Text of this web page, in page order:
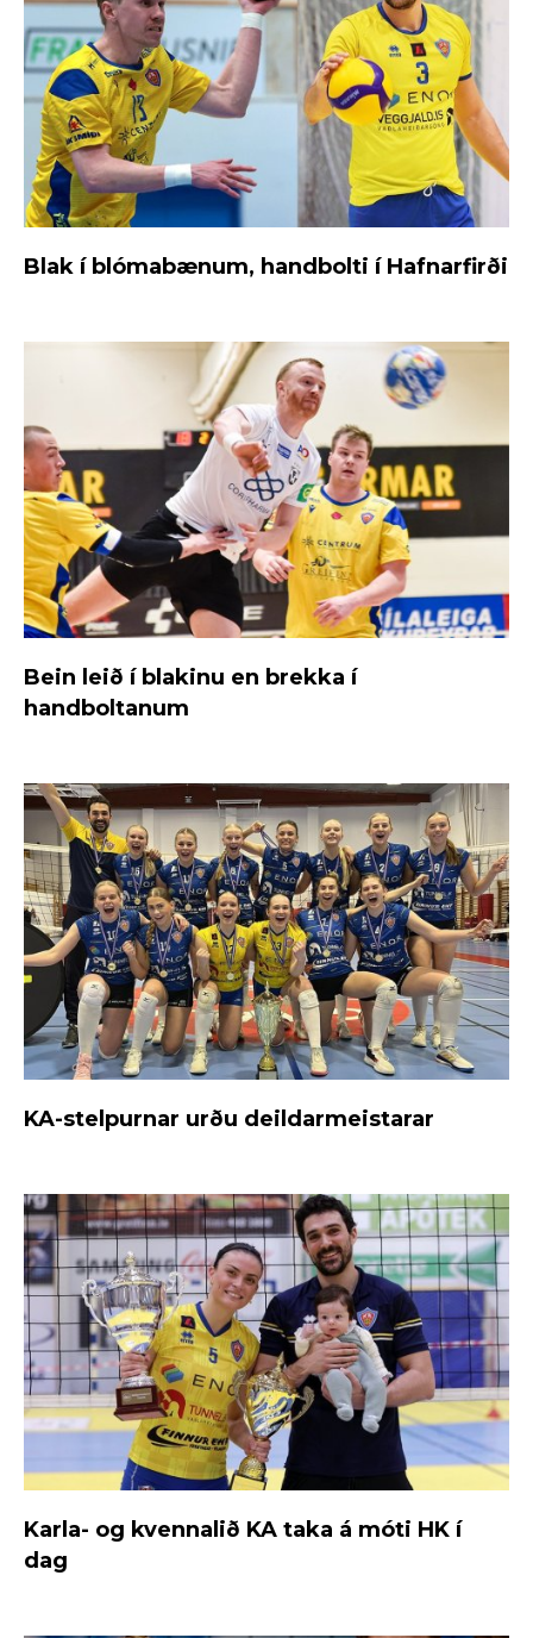
Blak í blómabænum, handbolti í Hafnarfirði
Bein leið í blakinu en brekka í
handboltanum
KA-stelpurnar urðu deildarmeistarar
Karla- og kvennalið KA taka á móti HK í
dag